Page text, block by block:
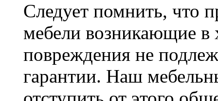
Следует помнить, что
мебели возникающие в
повреждения не
гарантии. Наш